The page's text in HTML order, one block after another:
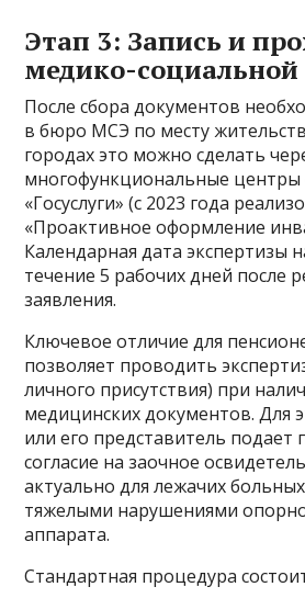
Этап 3: Запись и
медико-социальной
После сбора документов
в бюро МСЭ по месту
городах это можно сделать
многофункциональные
«Госуслуги» (с 2023 года
«Проактивное оформление
Календарная дата экспертизы
течение 5 рабочих дней после
заявления.
Ключевое отличие для
позволяет проводить
личного присутствия) при
медицинских документов. Для
или его представитель подает
согласие на заочное
актуально для лежачих
тяжелыми нарушениями
аппарата.
Стандартная процедура